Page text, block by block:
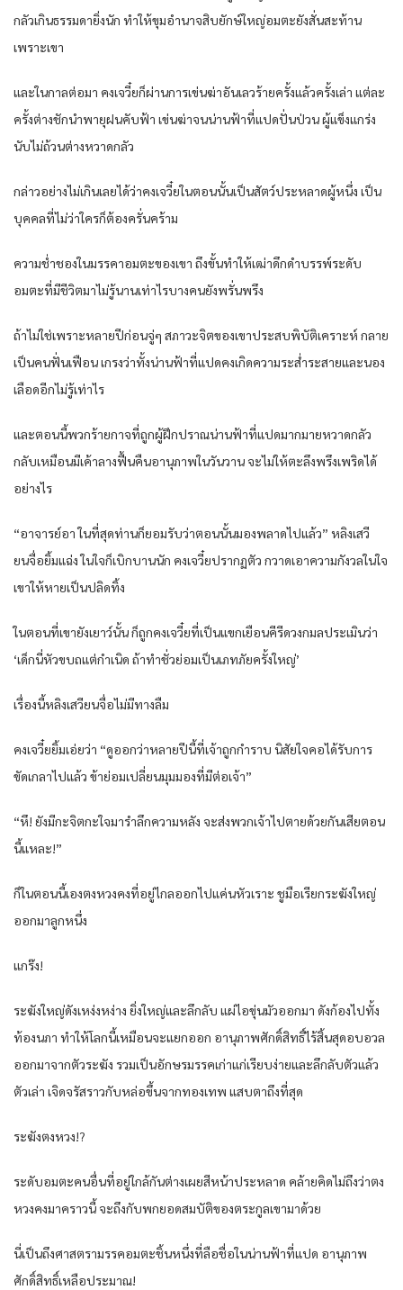
กลัวเกินธรรมดายิ่งนัก ทำให้ขุมอำนาจสิบยักษ์ใหญ่อมตะยังสั่นสะท้าน
เพราะเขา
และในกาลต่อมา คงเจวี๋ยก็ผ่านการเข่นฆ่าอันเลวร้ายครั้งแล้วครั้งเล่า แต่ละ
ครั้งต่างชักนำพายุฝนคับฟ้า เข่นฆ่าจนน่านฟ้าที่แปดปั่นป่วน ผู้แข็งแกร่ง
นับไม่ถ้วนต่างหวาดกลัว
กล่าวอย่างไม่เกินเลยได้ว่าคงเจวี๋ยในตอนนั้นเป็นสัตว์ประหลาดผู้หนึ่ง เป็น
บุคคลที่ไม่ว่าใครก็ต้องครั่นคร้าม
ความช่ำชองในมรรคาอมตะของเขา ถึงขั้นทำให้เฒ่าดึกดำบรรพ์ระดับ
อมตะที่มีชีวิตมาไม่รู้นานเท่าไรบางคนยังพรั่นพรึง
ถ้าไม่ใช่เพราะหลายปีก่อนจู่ๆ สภาวะจิตของเขาประสบพิบัติเคราะห์ กลาย
เป็นคนฟั่นเฟือน เกรงว่าทั้งน่านฟ้าที่แปดคงเกิดความระส่ำระสายและนอง
เลือดอีกไม่รู้เท่าไร
และตอนนี้พวกร้ายกาจที่ถูกผู้ฝึกปราณน่านฟ้าที่แปดมากมายหวาดกลัว
กลับเหมือนมีเค้าลางฟื้นคืนอานุภาพในวันวาน จะไม่ให้ตะลึงพรึงเพริดได้
อย่างไร
“อาจารย์อา ในที่สุดท่านก็ยอมรับว่าตอนนั้นมองพลาดไปแล้ว” หลิงเสวี
ยนจื่อยิ้มแฉ่ง ในใจก็เบิกบานนัก คงเจวี๋ยปรากฏตัว กวาดเอาความกังวลในใจ
เขาให้หายเป็นปลิดทิ้ง
ในตอนที่เขายังเยาว์นั้น ก็ถูกคงเจวี๋ยที่เป็นแขกเยือนคีรีดวงกมลประเมินว่า
‘เด็กนี่หัวขบถแต่กำเนิด ถ้าทำชั่วย่อมเป็นเภทภัยครั้งใหญ่’
เรื่องนี้หลิงเสวียนจื่อไม่มีทางลืม
คงเจวี๋ยยิ้มเอ่ยว่า “ดูออกว่าหลายปีนี้ที่เจ้าถูกกำราบ นิสัยใจคอได้รับการ
ขัดเกลาไปแล้ว ข้าย่อมเปลี่ยนมุมมองที่มีต่อเจ้า”
“หึ! ยังมีกะจิตกะใจมารำลึกความหลัง จะส่งพวกเจ้าไปตายด้วยกันเสียตอน
นี้แหละ!”
ก็ในตอนนี้เองตงหวงคงที่อยู่ไกลออกไปแค่นหัวเราะ ชูมือเรียกระฆังใหญ่
ออกมาลูกหนึ่ง
แกร๊ง!
ระฆังใหญ่ดังเหง่งหง่าง ยิ่งใหญ่และลึกลับ แผ่ไอขุ่นมัวออกมา ดังก้องไปทั้ง
ท้องนภา ทำให้โลกนี้เหมือนจะแยกออก อานุภาพศักดิ์สิทธิ์ไร้สิ้นสุดอบอวล
ออกมาจากตัวระฆัง รวมเป็นอักษรมรรคเก่าแก่เรียบง่ายและลึกลับตัวแล้ว
ตัวเล่า เจิดจรัสราวกับหล่อขึ้นจากทองเทพ แสบตาถึงที่สุด
ระฆังตงหวง!?
ระดับอมตะคนอื่นที่อยู่ใกล้กันต่างเผยสีหน้าประหลาด คล้ายคิดไม่ถึงว่าตง
หวงคงมาคราวนี้ จะถึงกับพกยอดสมบัติของตระกูลเขามาด้วย
นี่เป็นถึงศาสตรามรรคอมตะชิ้นหนึ่งที่ลือชื่อในน่านฟ้าที่แปด อานุภาพ
ศักดิ์สิทธิ์เหลือประมาณ!